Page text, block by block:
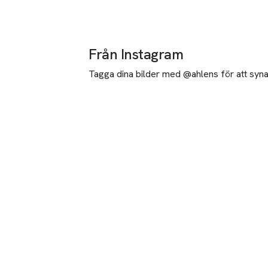
Från Instagram
Tagga dina bilder med @ahlens för att